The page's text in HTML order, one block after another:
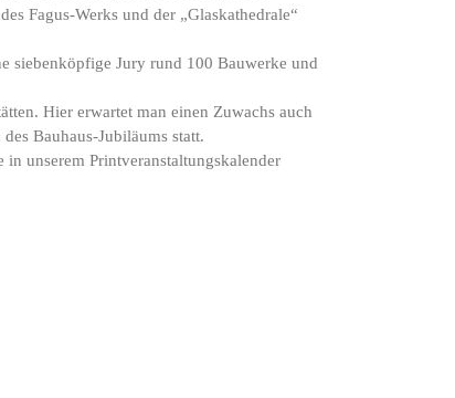
Fagus-Werks und der „Glaskathedrale“
siebenköpfige Jury rund 100 Bauwerke und
Hier erwartet man einen Zuwachs auch
Bauhaus-Jubiläums statt.
in unserem Printveranstaltungskalender